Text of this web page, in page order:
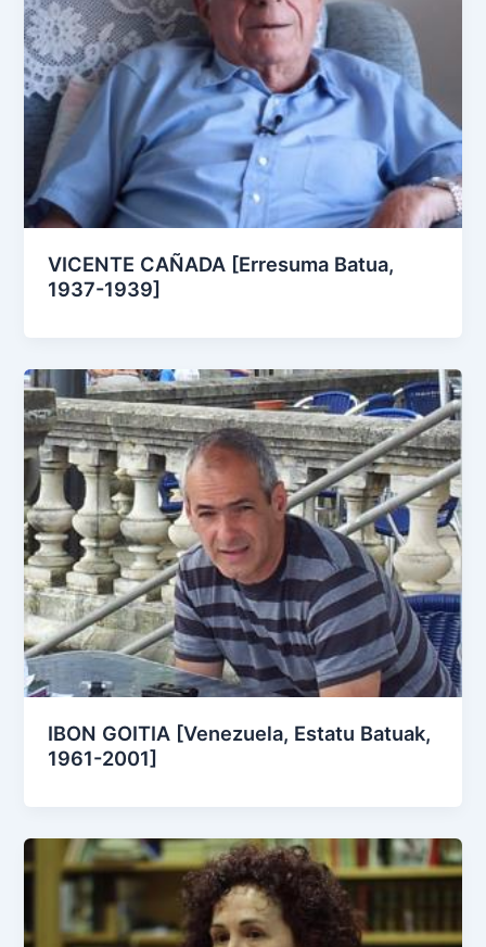
VICENTE CAÑADA [Erresuma Batua,
1937-1939]
IBON GOITIA [Venezuela, Estatu Batuak,
1961-2001]